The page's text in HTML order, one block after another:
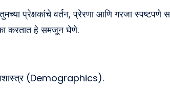
प्रेक्षकांचे वर्तन, प्रेरणा आणि गरजा स्पष्टपणे
करतात हे समजून घेणे.
(Demographics).